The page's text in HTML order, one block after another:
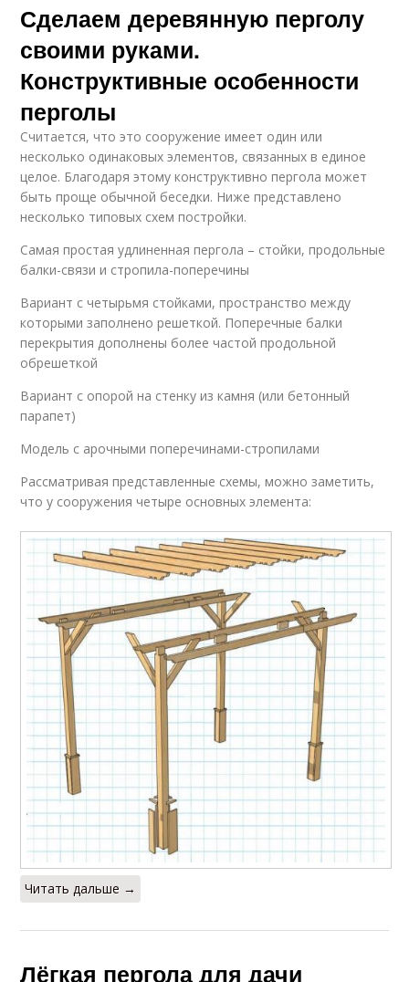
Сделаем деревянную перголу
своими руками.
Конструктивные особенности
перголы
Считается, что это сооружение имеет один или
несколько одинаковых элементов, связанных в единое
целое. Благодаря этому конструктивно пергола может
быть проще обычной беседки. Ниже представлено
несколько типовых схем постройки.
Самая простая удлиненная пергола – стойки, продольные
балки-связи и стропила-поперечины
Вариант с четырьмя стойками, пространство между
которыми заполнено решеткой. Поперечные балки
перекрытия дополнены более частой продольной
обрешеткой
Вариант с опорой на стенку из камня (или бетонный
парапет)
Модель с арочными поперечинами-стропилами
Рассматривая представленные схемы, можно заметить,
что у сооружения четыре основных элемента:
Читать дальше →
Лёгкая пергола для дачи